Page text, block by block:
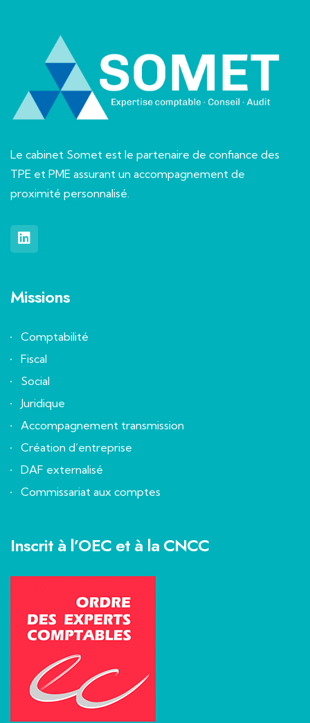
Le cabinet Somet est le partenaire de confiance des
TPE et PME assurant un accompagnement de
proximité personnalisé.
Missions
Comptabilité
Fiscal
Social
Juridique
Accompagnement transmission
Création d’entreprise
DAF externalisé
Commissariat aux comptes
Inscrit à l’OEC et à la CNCC